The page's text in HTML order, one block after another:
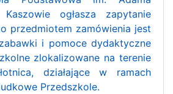
ogłasza zapytanie
przedmiotem zamówienia jest
i pomoce dydaktyczne
zlokalizowane na terenie
działające w ramach
Przedszkole.